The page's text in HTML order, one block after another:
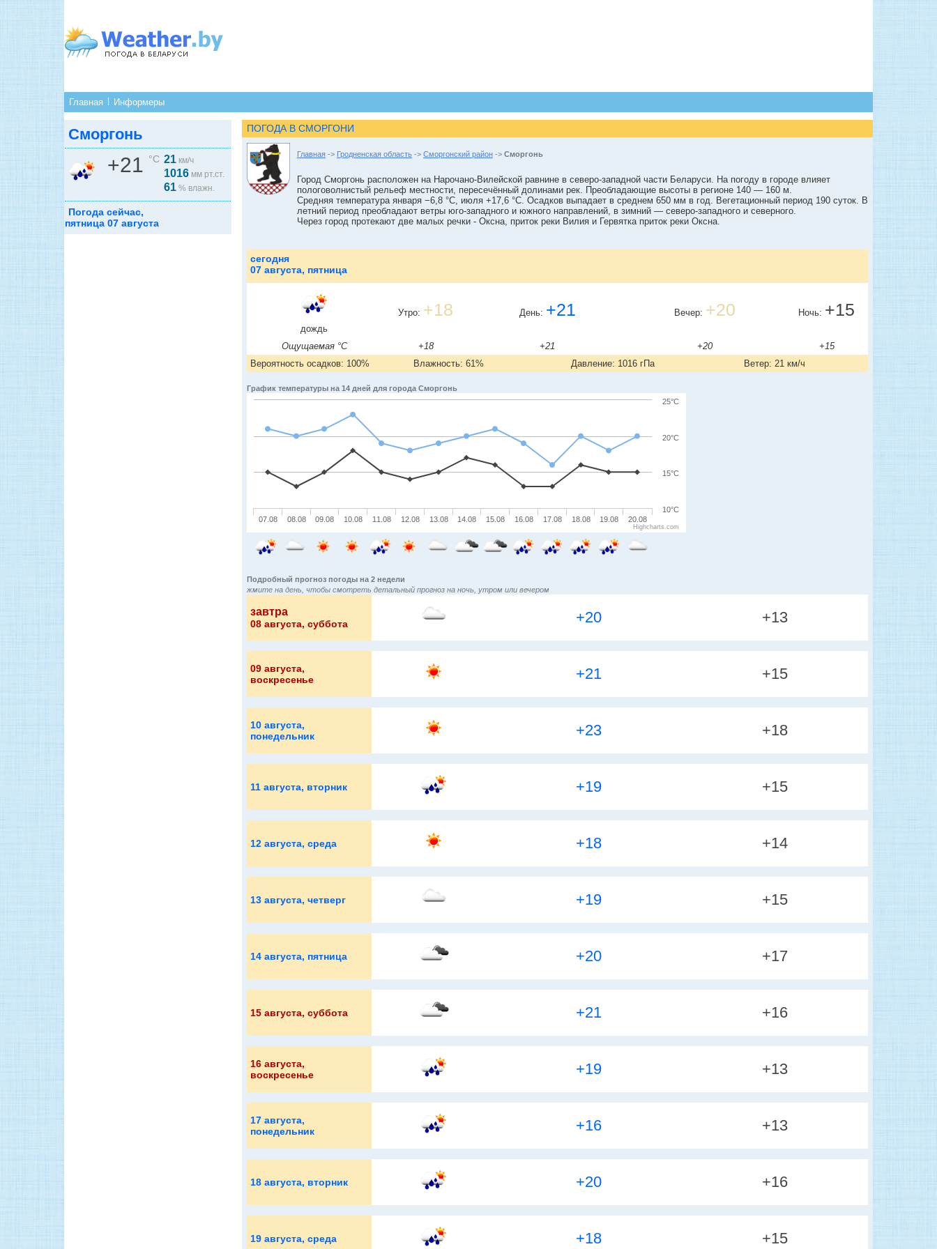
Главная Информеры
Сморгонь
+21 °C 21 км/ч
1016 мм рт.ст.
61 % влажн.
Погода сейчас,
пятница 07 августа
ПОГОДА В СМОРГОНИ
Главная -> Гродненская область -> Сморгонский район -> Сморгонь
Город Сморгонь расположен на Нарочано-Вилейской равнине в северо-западной части Беларуси. На погоду в городе влияет
пологоволнистый рельеф местности, пересечённый долинами рек. Преобладающие высоты в регионе 140 — 160 м.
Средняя температура января −6,8 °C, июля +17,6 °C. Осадков выпадает в среднем 650 мм в год. Вегетационный период 190 суток. В
летний период преобладают ветры юго-западного и южного направлений, в зимний — северо-западного и северного.
Через город протекают две малых речки - Оксна, приток реки Вилия и Гервятка приток реки Оксна.
сегодня
07 августа, пятница
дождь
Утро: +18 День: +21 Вечер: +20 Ночь: +15
Ощущаемая °C +18 +21 +20
+15
Вероятность осадков: 100%
Влажность: 61% Давление: 1016 гПа Ветер: 21 км/ч
График температуры на 14 дней для города Сморгонь
07.08 08.08 09.08 10.08 11.08 12.08 13.08 14.08 15.08 16.08 17.08 18.08 19.08 20.08
10°C
15°C
20°C
25°C
Highcharts.com
Подробный прогноз погоды на 2 недели
жмите на день, чтобы смотреть детальный прогноз на ночь, утром или вечером
завтра
08 августа, суббота +20 +13
09 августа,
воскресенье
+21 +15
10 августа,
понедельник
+23 +18
11 августа, вторник +19 +15
12 августа, среда +18 +14
13 августа, четверг +19 +15
14 августа, пятница +20 +17
15 августа, суббота +21 +16
16 августа,
воскресенье
+19 +13
17 августа,
понедельник
+16 +13
18 августа, вторник +20 +16
19 августа, среда +18 +15